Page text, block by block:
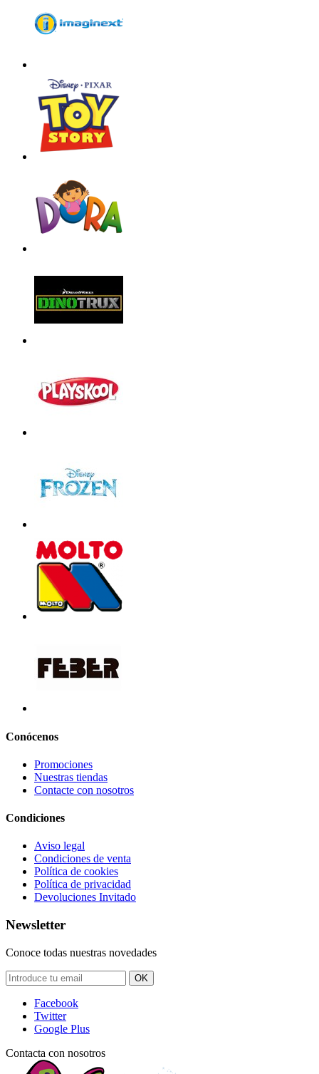
Conócenos
Promociones
Nuestras tiendas
Contacte con nosotros
Condiciones
Aviso legal
Condiciones de venta
Política de cookies
Política de privacidad
Devoluciones Invitado
Newsletter
Conoce todas nuestras novedades
OK
Facebook
Twitter
Google Plus
Contacta con nosotros